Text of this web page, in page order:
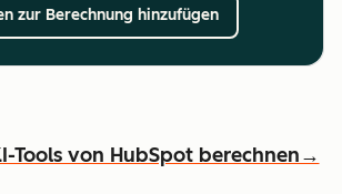
zur Berechnung hinzufügen
Tools von HubSpot berechnen→